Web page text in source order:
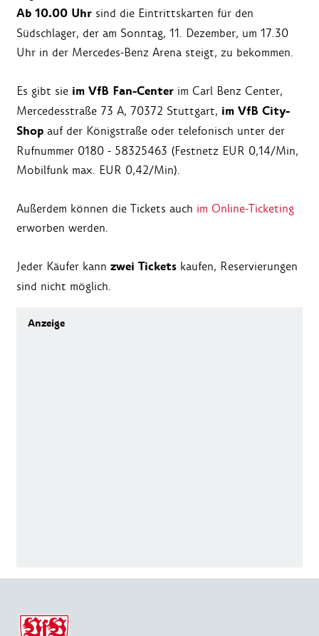
Ab 10.00 Uhr sind die Eintrittskarten für den
Südschlager, der am Sonntag, 11. Dezember, um 17.30
Uhr in der Mercedes-Benz Arena steigt, zu bekommen.
Es gibt sie im VfB Fan-Center im Carl Benz Center,
Mercedesstraße 73 A, 70372 Stuttgart, im VfB City-
Shop auf der Königstraße oder telefonisch unter der
Rufnummer 0180 - 58325463 (Festnetz EUR 0,14/Min,
Mobilfunk max. EUR 0,42/Min).
Außerdem können die Tickets auch im Online-Ticketing
erworben werden.
Jeder Käufer kann zwei Tickets kaufen, Reservierungen
sind nicht möglich.